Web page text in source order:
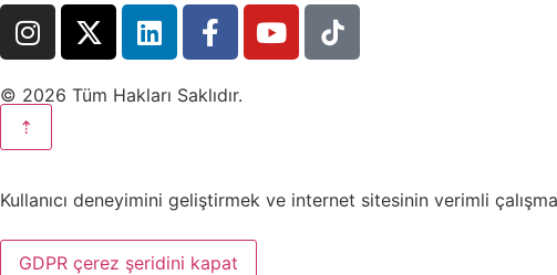
© 2026 Tüm Hakları Saklıdır.
⇡
Kullanıcı deneyimini geliştirmek ve internet sitesinin verimli
GDPR çerez şeridini kapat